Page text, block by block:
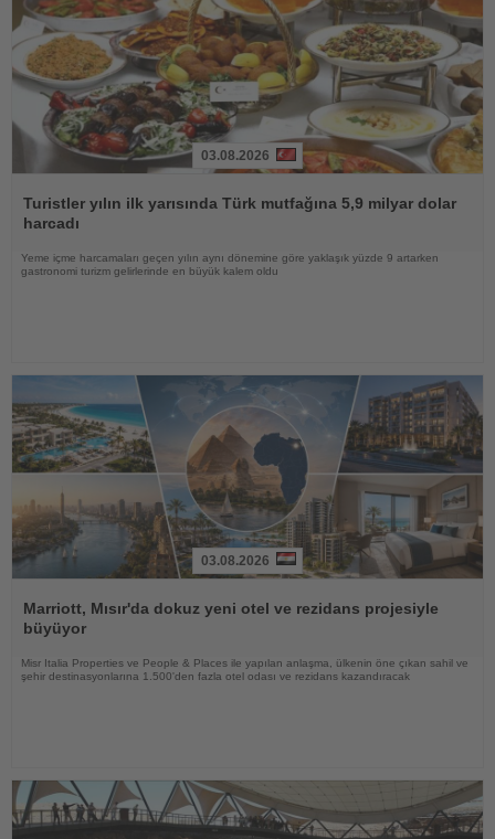
Oku
03.08.2026
Turistler yılın ilk yarısında Türk mutfağına 5,9 milyar dolar
harcadı
Yeme içme harcamaları geçen yılın aynı dönemine göre yaklaşık yüzde 9 artarken
gastronomi turizm gelirlerinde en büyük kalem oldu
Oku
03.08.2026
Marriott, Mısır'da dokuz yeni otel ve rezidans projesiyle
büyüyor
Misr Italia Properties ve People & Places ile yapılan anlaşma, ülkenin öne çıkan sahil ve
şehir destinasyonlarına 1.500'den fazla otel odası ve rezidans kazandıracak